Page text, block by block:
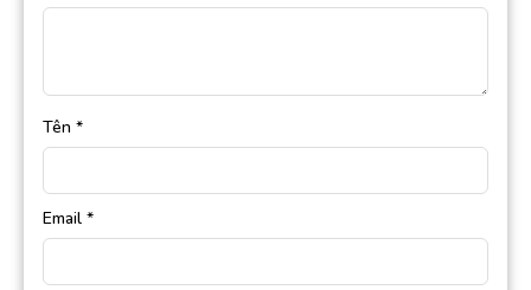
Tên *
Email *